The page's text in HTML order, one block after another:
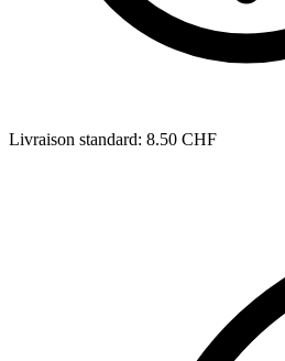
Livraison standard: 8.50 CHF